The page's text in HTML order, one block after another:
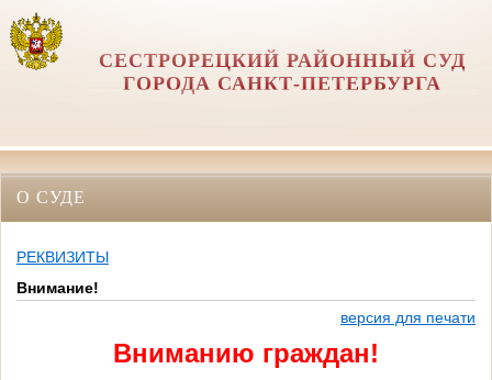
СЕСТРОРЕЦКИЙ РАЙОННЫЙ СУД
ГОРОДА САНКТ-ПЕТЕРБУРГА
О СУДЕ
РЕКВИЗИТЫ
Внимание!
версия для печати
Вниманию граждан!